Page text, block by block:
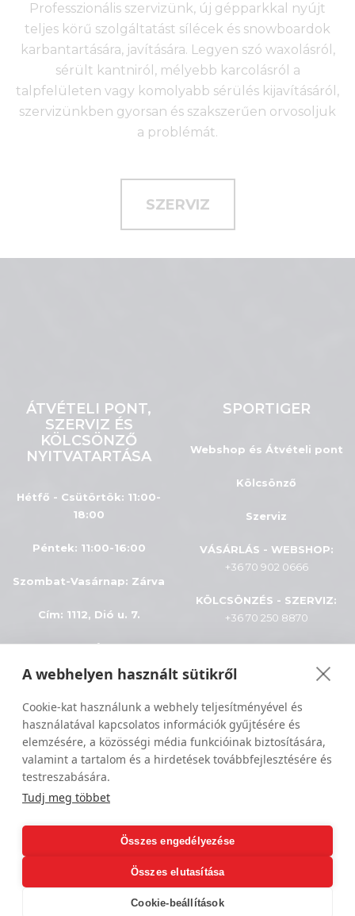
Professzionális szervizünk, új gépparkkal nyújt
teljes körű szolgáltatást sílécek és snowboardok
karbantartására, javítására. Legyen szó waxolásról,
sérült kantniról, mélyebb karcolásról a
talpfelületen vagy komolyabb sérülés kijavításáról,
szervizünkben gyorsan és szakszerűen orvosoljuk
a problémát.
SZERVIZ
ÁTVÉTELI PONT,
SZERVIZ ÉS
KÖLCSÖNZŐ
NYITVATARTÁSA
Hétfő - Csütörtök: 11:00-
18:00
Péntek: 11:00-16:00
Szombat-Vasárnap: Zárva
Cím: 1112, Dió u. 7.
SPORTIGER
Webshop és Átvételi pont
Kölcsönző
Szerviz
VÁSÁRLÁS - WEBSHOP:
+36 70 902 0666
KÖLCSÖNZÉS - SZERVIZ:
+36 70 250 8870
Adatkezelés
Szállítási feltételek
Sportiger
A webhelyen használt sütikről
Cookie-kat használunk a webhely teljesítményével és
használatával kapcsolatos információk gyűjtésére és
elemzésére, a közösségi média funkcióinak biztosítására,
valamint a tartalom és a hirdetések továbbfejlesztésére és
testreszabására.
Tudj meg többet
Összes engedélyezése
Összes elutasítása
Cookie-beállítások